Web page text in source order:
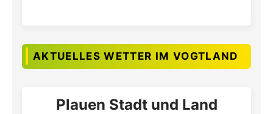
AKTUELLES WETTER IM VOGTLAND
Plauen Stadt und Land